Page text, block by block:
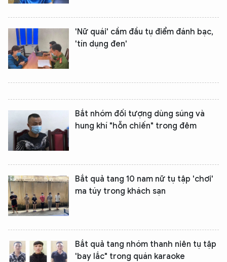
'Nữ quái' cầm đầu tụ điểm đánh bạc,
'tín dụng đen'
Bắt nhóm đối tượng dùng súng và
hung khí "hỗn chiến" trong đêm
Bắt quả tang 10 nam nữ tụ tập 'chơi'
ma túy trong khách sạn
Bắt quả tang nhóm thanh niên tụ tập
'bay lắc" trong quán karaoke